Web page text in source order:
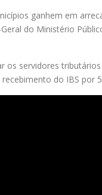
ganhem em
do Ministério
servidores
do IBS por